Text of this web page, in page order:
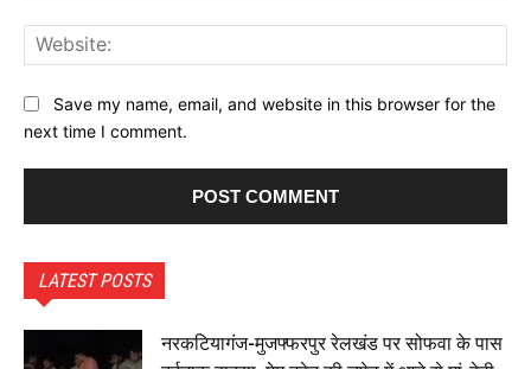
Save my name, email, and website in this browser for the
next time I comment.
LATEST POSTS
नरकटियागंज-मुजफ्फरपुर रेलखंड पर सोफवा के पास